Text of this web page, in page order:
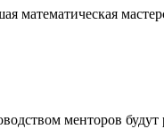
математическая
менторов